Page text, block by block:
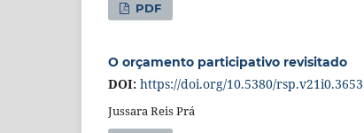
PDF
O orçamento participativo revisitado
DOI: https://doi.org/10.5380/rsp.v21i0.3653
Jussara Reis Prá